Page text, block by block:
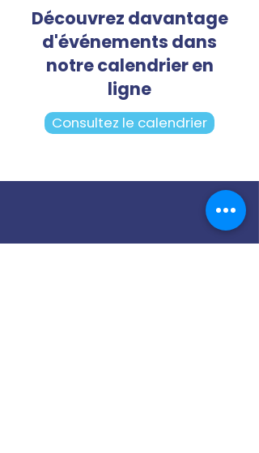
Découvrez davantage
d'événements dans
notre calendrier en
ligne
Consultez le calendrier